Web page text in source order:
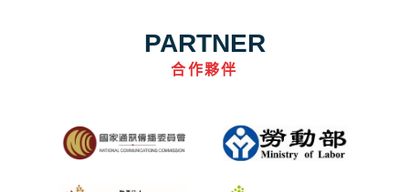
PARTNER
合作夥伴